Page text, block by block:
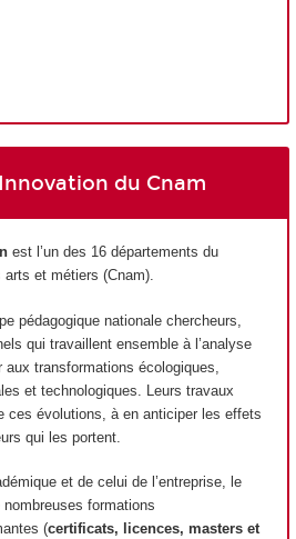
du Cnam
est l’un des 16 départements du
et métiers (Cnam).
pédagogique nationale chercheurs,
qui travaillent ensemble à l’analyse
transformations écologiques,
et technologiques. Leurs travaux
ces évolutions, à en anticiper les effets
qui les portent.
et de celui de l’entreprise, le
formations
(certificats, licences, masters et